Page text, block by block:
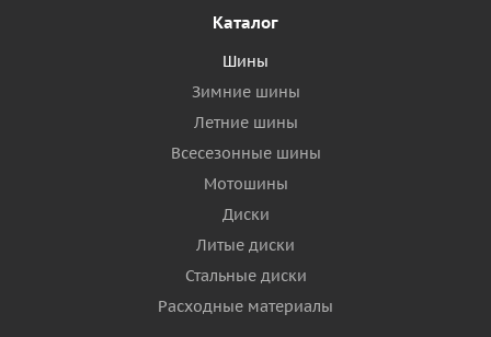
Каталог
Шины
Зимние шины
Летние шины
Всесезонные шины
Мотошины
Диски
Литые диски
Стальные диски
Расходные материалы